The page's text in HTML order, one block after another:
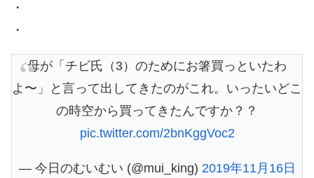
・
・
母が「チビ氏（3）のためにお箸買っといたわ
よ〜」と言って出してきたのがこれ。いったいどこ
の時空から買ってきたんですか？？
pic.twitter.com/2bnKggVoc2
— 今日のむいむい (@mui_king) 2019年11月16日